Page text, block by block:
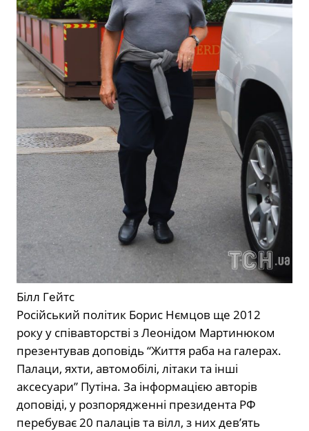
Білл Гейтс
Російський політик Борис Нємцов ще 2012
року у співавторстві з Леонідом Мартинюком
презентував доповідь “Життя раба на галерах.
Палаци, яхти, автомобілі, літаки та інші
аксесуари” Путіна. За інформацією авторів
доповіді, у розпорядженні президента РФ
перебуває 20 палаців та вілл, з них дев’ять